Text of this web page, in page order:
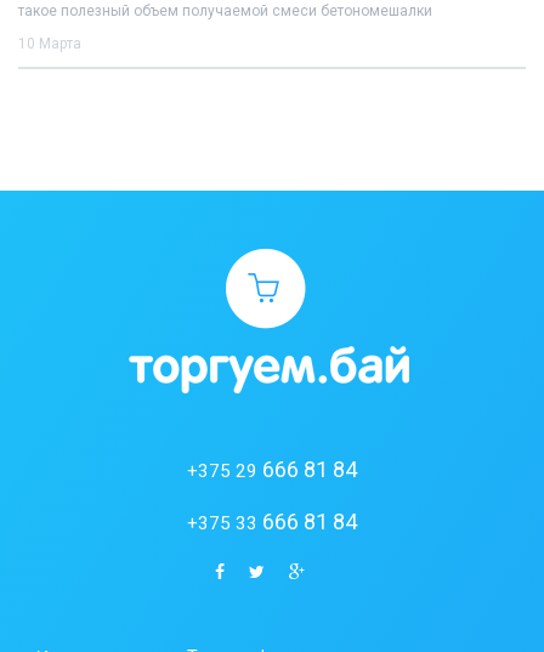
такое полезный объем получаемой смеси бетономешалки
10 Марта
+375 29 666 81 84
+375 33 666 81 84